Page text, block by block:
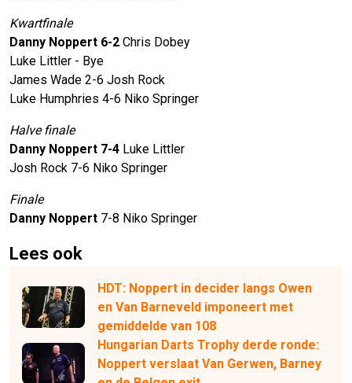
Kwartfinale
Danny Noppert 6-2 Chris Dobey
Luke Littler - Bye
James Wade 2-6 Josh Rock
Luke Humphries 4-6 Niko Springer
Halve finale
Danny Noppert 7-4 Luke Littler
Josh Rock 7-6 Niko Springer
Finale
Danny Noppert 7-8 Niko Springer
Lees ook
HDT: Noppert in decider langs Owen
en Van Barneveld imponeert met
gemiddelde van 108
Hungarian Darts Trophy derde ronde:
Noppert verslaat Van Gerwen, Barney